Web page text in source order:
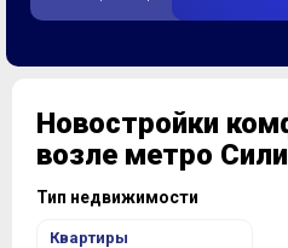
Новостройки
возле метро
Тип недвижимости
Квартиры